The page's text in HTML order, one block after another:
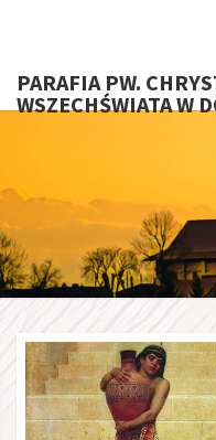
PARAFIA PW.
WSZECHŚWIATA W